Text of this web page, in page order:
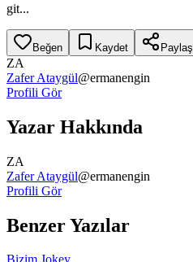
git...
Beğen Kaydet Paylaş
ZA
Zafer Ataygül@ermanengin
Profili Gör
Yazar Hakkında
ZA
Zafer Ataygül@ermanengin
Profili Gör
Benzer Yazılar